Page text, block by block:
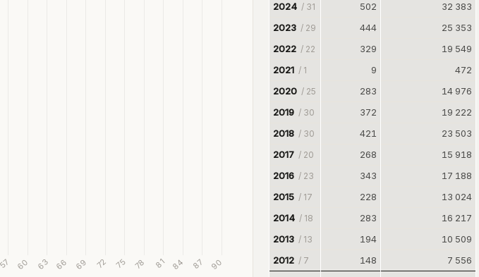
2024 / 31 502
32 383
2023 / 29 444
25 353
2022 / 22 329
19 549
2021 / 1 9
472
2020 / 25 283
14 976
2019 / 30 372
19 222
2018 / 30 421
23 503
2017 / 20 268
15 918
2016 / 23 343
17 188
2015 / 17 228
13 024
2014 / 18 283
16 217
2013 / 13 194
10 509
2012 / 7 148 7 556